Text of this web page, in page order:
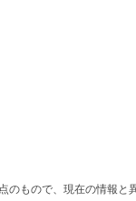
のもので、現在の情報と